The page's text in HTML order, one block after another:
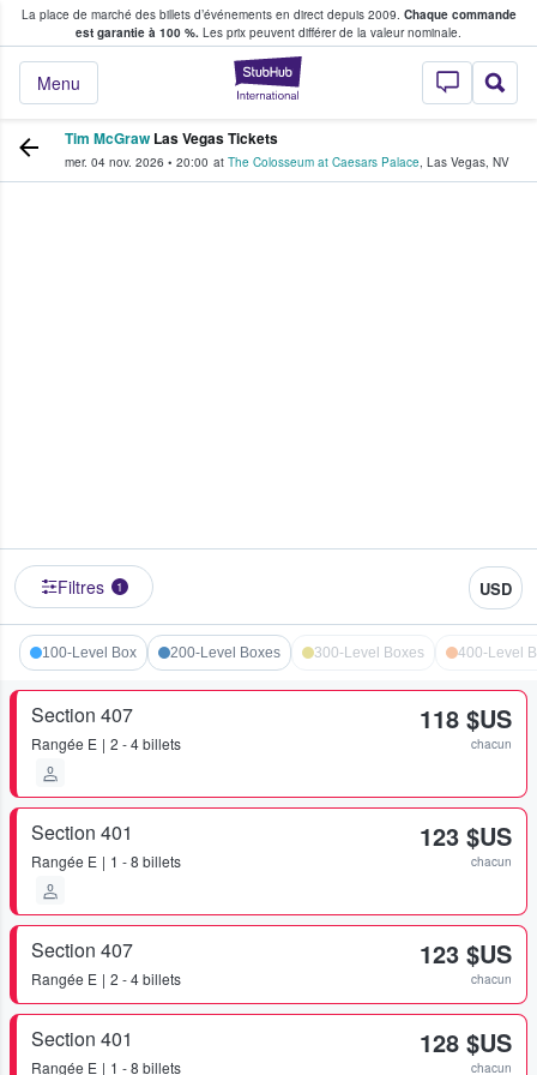
La place de marché des billets d’événements en direct depuis 2009. Chaque commande
est garantie à 100 %. Les prix peuvent différer de la valeur nominale.
StubHub - Où
Menu
fans achètent et vendent des billets
Tim McGraw Las Vegas Tickets
mer. 04 nov. 2026 • 20:00 at The Colosseum at Caesars Palace, Las Vegas, NV
Filtres 1 USD
100-Level Box 200-Level Boxes 300-Level Boxes 400-Level
Section 407
Rangée E 2 - 4 billets
118 $US
chacun
Section 401
Rangée E 1 - 8 billets
123 $US
chacun
Section 407
Rangée E 2 - 4 billets
123 $US
chacun
Section 401
Rangée E 1 - 8 billets
128 $US
chacun